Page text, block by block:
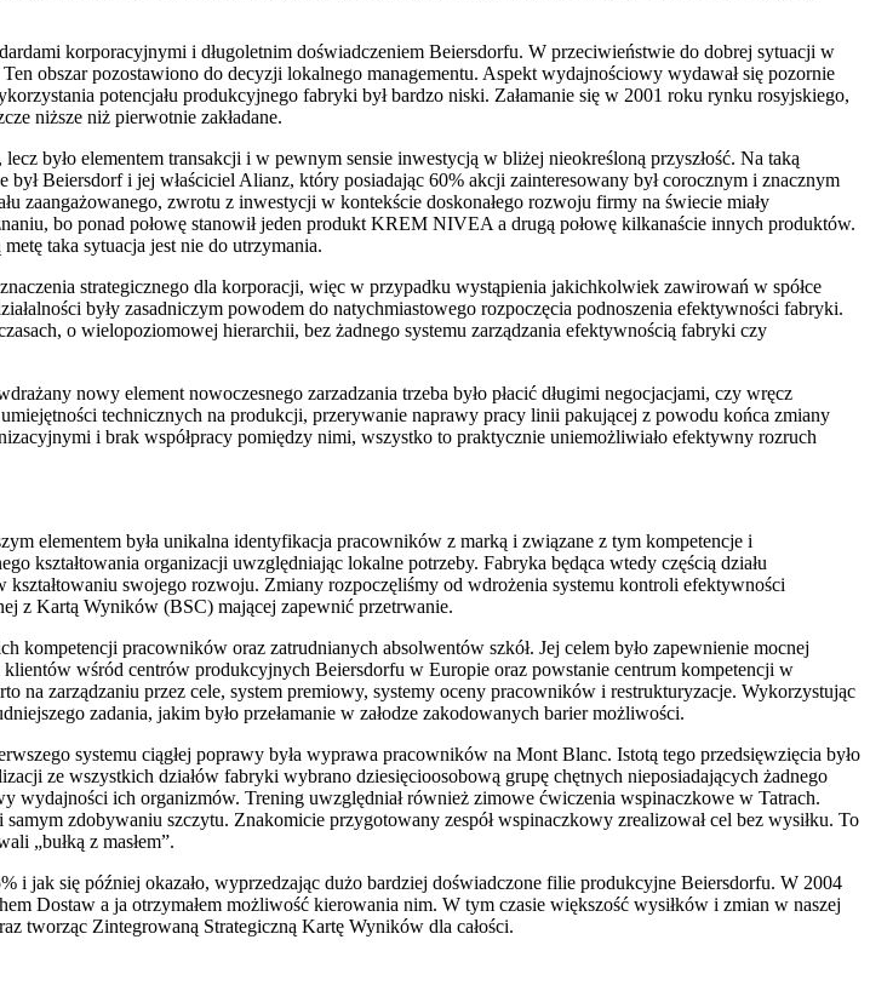
korporacyjnymi i długoletnim doświadczeniem Beiersdorfu. W przeciwieństwie do dobrej sytuacji w
obszar pozostawiono do decyzji lokalnego managementu. Aspekt wydajnościowy wydawał się pozornie
potencjału produkcyjnego fabryki był bardzo niski. Załamanie się w 2001 roku rynku rosyjskiego,
niższe niż pierwotnie zakładane.
było elementem transakcji i w pewnym sensie inwestycją w bliżej nieokreśloną przyszłość. Na taką
Beiersdorf i jej właściciel Alianz, który posiadając 60% akcji zainteresowany był corocznym i znacznym
zaangażowanego, zwrotu z inwestycji w kontekście doskonałego rozwoju firmy na świecie miały
bo ponad połowę stanowił jeden produkt KREM NIVEA a drugą połowę kilkanaście innych produktów.
taka sytuacja jest nie do utrzymania.
strategicznego dla korporacji, więc w przypadku wystąpienia jakichkolwiek zawirowań w spółce
były zasadniczym powodem do natychmiastowego rozpoczęcia podnoszenia efektywności fabryki.
o wielopoziomowej hierarchii, bez żadnego systemu zarządzania efektywnością fabryki czy
nowy element nowoczesnego zarzadzania trzeba było płacić długimi negocjacjami, czy wręcz
technicznych na produkcji, przerywanie naprawy pracy linii pakującej z powodu końca zmiany
i brak współpracy pomiędzy nimi, wszystko to praktycznie uniemożliwiało efektywny rozruch
elementem była unikalna identyfikacja pracowników z marką i związane z tym kompetencje i
kształtowania organizacji uwzględniając lokalne potrzeby. Fabryka będąca wtedy częścią działu
swojego rozwoju. Zmiany rozpoczęliśmy od wdrożenia systemu kontroli efektywności
z Kartą Wyników (BSC) mającej zapewnić przetrwanie.
kompetencji pracowników oraz zatrudnianych absolwentów szkół. Jej celem było zapewnienie mocnej
wśród centrów produkcyjnych Beiersdorfu w Europie oraz powstanie centrum kompetencji w
na zarządzaniu przez cele, system premiowy, systemy oceny pracowników i restrukturyzacje. Wykorzystując
zadania, jakim było przełamanie w załodze zakodowanych barier możliwości.
systemu ciągłej poprawy była wyprawa pracowników na Mont Blanc. Istotą tego przedsięwzięcia było
ze wszystkich działów fabryki wybrano dziesięcioosobową grupę chętnych nieposiadających żadnego
wydajności ich organizmów. Trening uwzględniał również zimowe ćwiczenia wspinaczkowe w Tatrach.
zdobywaniu szczytu. Znakomicie przygotowany zespół wspinaczkowy zrealizował cel bez wysiłku. To
„bułką z masłem”.
i jak się później okazało, wyprzedzając dużo bardziej doświadczone filie produkcyjne Beiersdorfu. W 2004
Dostaw a ja otrzymałem możliwość kierowania nim. W tym czasie większość wysiłków i zmian w naszej
tworząc Zintegrowaną Strategiczną Kartę Wyników dla całości.